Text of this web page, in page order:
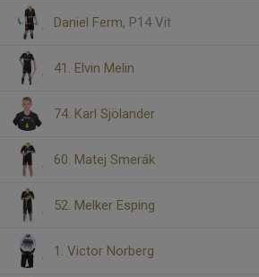
Daniel Ferm, P14 Vit
41. Elvin Melin
74. Karl Sjölander
60. Matej Smerák
52. Melker Esping
1. Victor Norberg